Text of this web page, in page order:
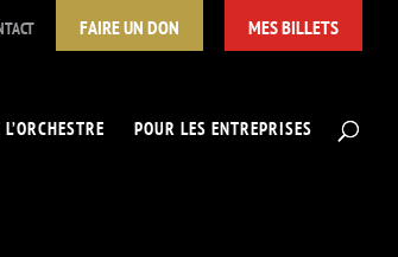
FAIRE UN DON MES BILLETS
POUR LES ENTREPRISES